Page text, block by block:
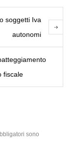
soggetti Iva
autonomi
fiscale
sono